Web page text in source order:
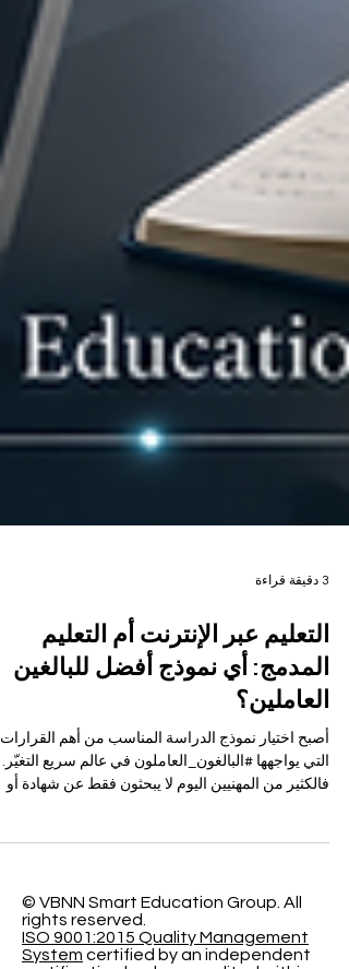
3 دقيقة قراءة
التعليم عبر الإنترنت أم التعليم
المدمج: أي نموذج أفضل للبالغين
العاملين؟
التي يواجهها #البالغون_العاملون في عالم سريع التغيّر.
تطوير مسارهم المهني دون أن يضطروا إلى ترك
أو إهمال مسؤولياتهم العائلية والشخصية. لذلك يظهر
سؤال مهم: هل #التعليم_عبر_الإنترنت هو الخيار